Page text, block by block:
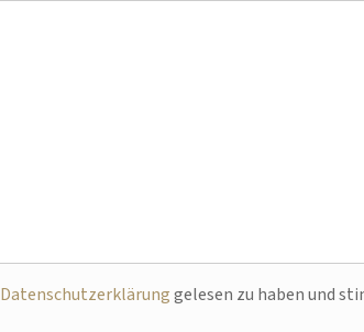
Datenschutzerklärunggelesen zu haben und